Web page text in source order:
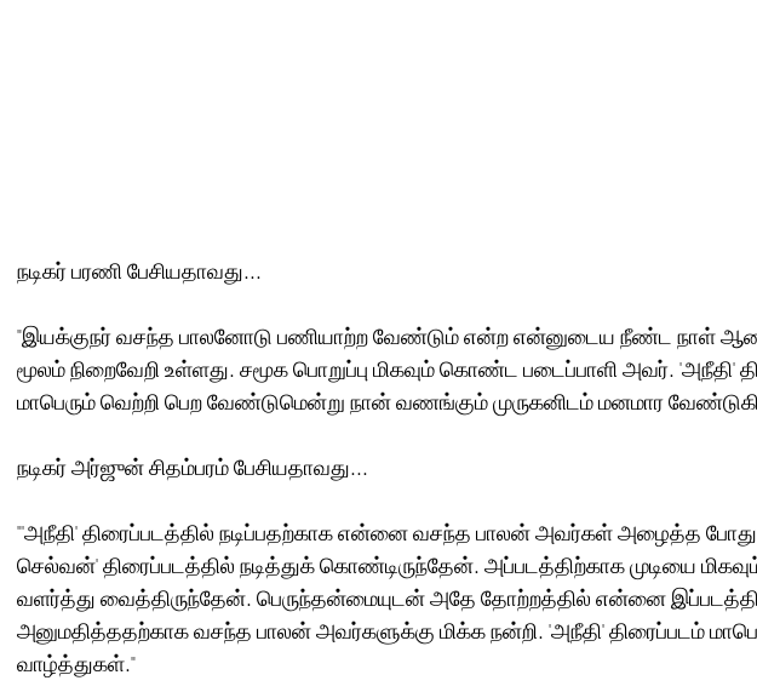
நடிகர் பரணி பேசியதாவது...
"இயக்குநர் வசந்த பாலனோடு பணியாற்ற வேண்டும் என்ற என்னுடைய நீண்ட நாள்
மூலம் நிறைவேறி உள்ளது. சமூக பொறுப்பு மிகவும் கொண்ட படைப்பாளி அவர். 'அநீதி'
மாபெரும் வெற்றி பெற வேண்டுமென்று நான் வணங்கும் முருகனிடம் மனமார
நடிகர் அர்ஜுன் சிதம்பரம் பேசியதாவது...
"'அநீதி' திரைப்படத்தில் நடிப்பதற்காக என்னை வசந்த பாலன் அவர்கள் அழைத்த
செல்வன்' திரைப்படத்தில் நடித்துக் கொண்டிருந்தேன். அப்படத்திற்காக முடியை
வளர்த்து வைத்திருந்தேன். பெருந்தன்மையுடன் அதே தோற்றத்தில் என்னை
அனுமதித்ததற்காக வசந்த பாலன் அவர்களுக்கு மிக்க நன்றி. 'அநீதி' திரைப்படம்
வாழ்த்துகள்."